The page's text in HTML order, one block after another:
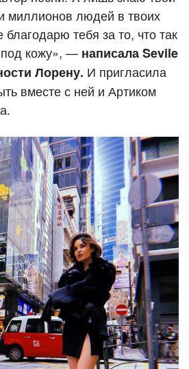
миллионов людей в твоих
благодарю тебя за то, что так
под кожу», — написала Sevile
Лорену. И пригласила
вместе с ней и Артиком